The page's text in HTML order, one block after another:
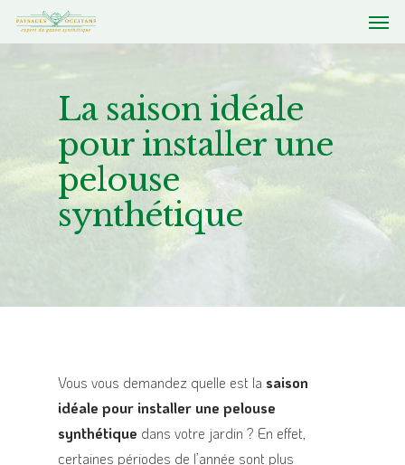
La saison idéale
pour installer une
pelouse
synthétique
Vous vous demandez quelle est la saison
idéale pour installer une pelouse
synthétique dans votre jardin ? En effet,
certaines périodes de l’année sont plus